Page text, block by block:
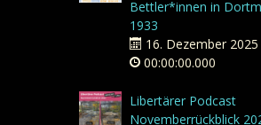
Bettler*innen in
1933
16. Dezember 2025
00:00:00.000
Libertärer Podcast
Novemberrückblick